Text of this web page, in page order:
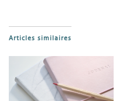
Articles similaires